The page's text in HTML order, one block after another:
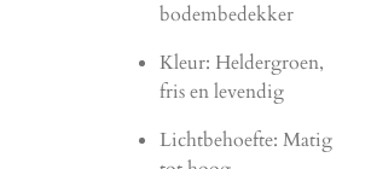
bodembedekker
Kleur: Heldergroen,
fris en levendig
Lichtbehoefte: Matig